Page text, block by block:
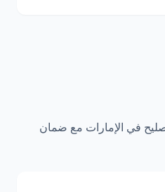
في الإمارات مع ضمان